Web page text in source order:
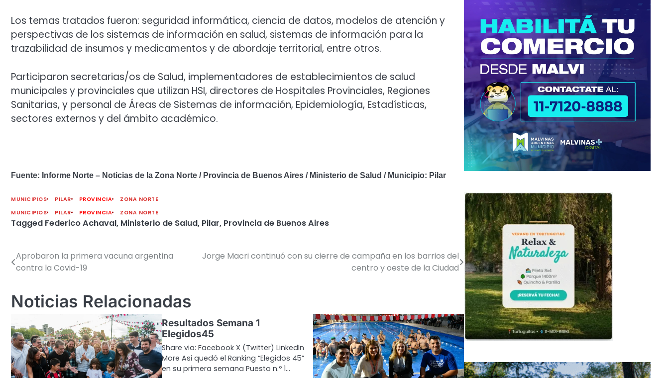
Los temas tratados fueron: seguridad informática, ciencia de datos, modelos de atención y
perspectivas de los sistemas de información en salud, sistemas de información para la
trazabilidad de insumos y medicamentos y de abordaje territorial, entre otros.
Participaron secretarias/os de Salud, implementadores de establecimientos de salud
municipales y provinciales que utilizan HSI, directores de Hospitales Provinciales, Regiones
Sanitarias, y personal de Áreas de Sistemas de información, Epidemiología, Estadísticas,
sectores externos y del ámbito académico.
Fuente: Informe Norte – Noticias de la Zona Norte / Provincia de Buenos Aires / Ministerio de Salud / Municipio: Pilar
MUNICIPIOS PILAR PROVINCIA
ZONA NORTE
MUNICIPIOS
PILAR PROVINCIA ZONA NORTE
Tagged Federico Achaval, Ministerio de Salud, Pilar, Provincia de Buenos Aires
Navegación
entradas
Aprobaron la primera vacuna argentina
contra la Covid-19
Jorge Macri continuó con su cierre de campaña en los barrios del
centro y oeste de la Ciudad
Noticias Relacionadas
Resultados Semana 1
Elegidos45
Share via: Facebook X (Twitter) LinkedIn
More Asi quedó el Ranking “Elegidos 45”
en su primera semana Puesto n.º 1…